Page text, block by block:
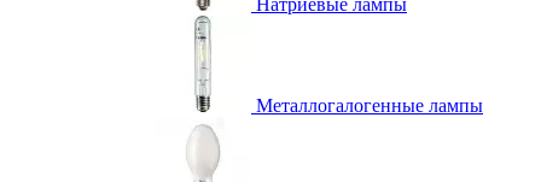
Натриевые лампы
Металлогалогенные лампы